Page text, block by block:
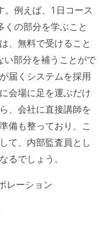
。例えば、1日コース
くの部分を学ぶこと
、無料で受けること
い部分を補うことがで
届くシステムを採用
会場に足を運ぶだけ
、会社に直接講師を
備も整っており、こ
て、内部監査員とし
るでしょう。
レーション